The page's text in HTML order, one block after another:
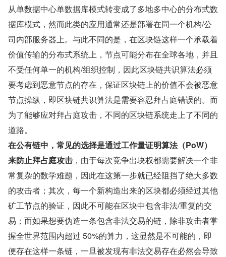
从单数据中心单数据库模式转变成了多地多中心的分布式数
据库模式，然而此类的应用通常还是部署在同一个机构/公
司内部服务器上。与此不同的是，在区块链这样一个承载着
价值传输的分布式系统上，节点可能分布在全球各地，并且
不受任何单一的机构/组织控制，因此区块链共识算法必须
要考虑到恶意节点的存在，保证区块链上的价值不会被恶意
节点操纵，即区块链共识算法是需要容忍拜占庭错误的。而
为了能够应对拜占庭攻击，不同的区块链系统走上了不同的
道路。
在公有链中，常见的选择是通过工作量证明算法（PoW）
来防止拜占庭攻击 ，由于每次竞争出块权都需要解决一个非
常复杂的数学难题，因此在这第一步就已经阻挡了绝大多数
的攻击者；其次，每一个新构造出来的区块都必须经过其他
矿工节点的验证，因此不可能在区块中包含非法/重复的交
易；而如果想要伪造一条包含非法交易的链，除非攻击者掌
握全世界范围内超过 50%的算力，这显然是不可能的，即
便存在这样一条链，一旦被发现有非法交易存在必然会导致